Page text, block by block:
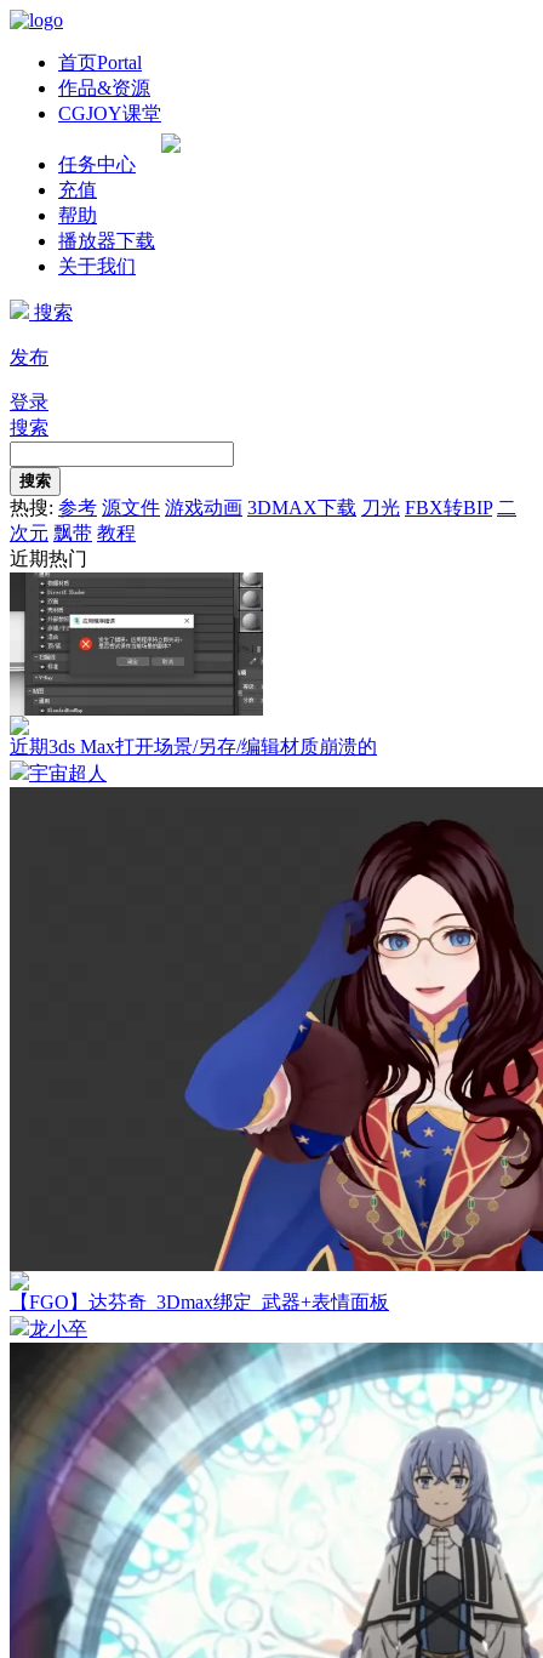
首页Portal
作品&资源
CGJOY课堂
任务中心
充值
帮助
播放器下载
关于我们
搜索
发布
登录
搜索
搜索
热搜: 参考 源文件 游戏动画 3DMAX下载 刀光 FBX转BIP 二
次元 飘带 教程
近期热门
近期3ds Max打开场景/另存/编辑材质崩溃的
宇宙超人
【FGO】达芬奇_3Dmax绑定_武器+表情面板
龙小卒